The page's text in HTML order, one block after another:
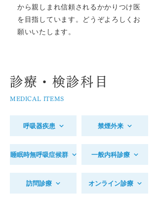
から親しまれ信頼されるかかりつけ医
を目指しています。どうぞよろしくお
願いいたします。
診療・検診科目
MEDICAL ITEMS
呼吸器疾患
睡眠時無呼吸症候群
訪問診療
禁煙外来
一般内科診療
オンライン診療